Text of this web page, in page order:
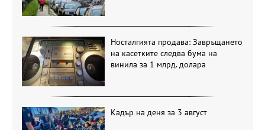
Носталгията продава: Завръщането
на касетките следва бума на
винила за 1 млрд. долара
Кадър на деня за 3 август